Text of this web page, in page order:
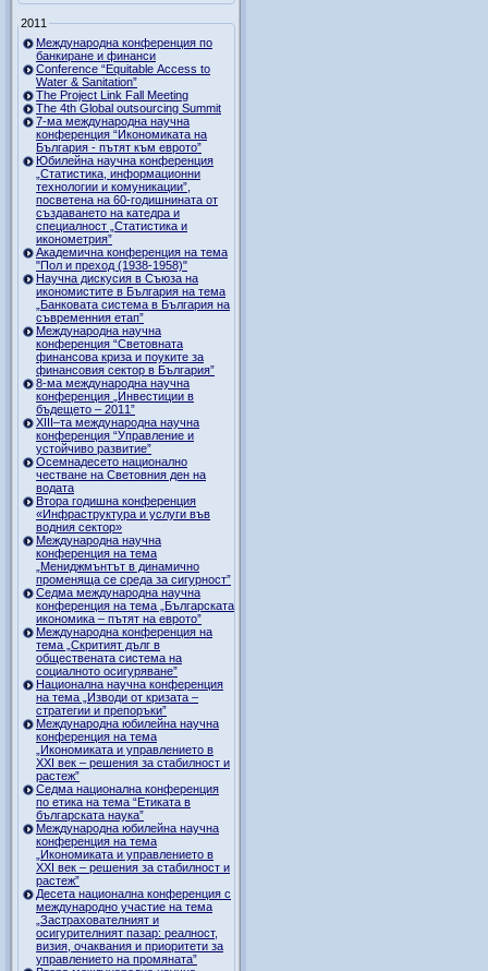
2011
Международна конференция по
банкиране и финанси
Conference “Equitable Access to
Water & Sanitation”
The Project Link Fall Meeting
The 4th Global outsourcing Summit
7-ма международна научна
конференция “Икономиката на
България - пътят към еврото”
Юбилейна научна конференция
„Статистика, информационни
технологии и комуникации”,
посветена на 60-годишнината от
създаването на катедра и
специалност „Статистика и
иконометрия”
Академична конференция на тема
"Пол и преход (1938-1958)"
Научна дискусия в Съюза на
икономистите в България на тема
„Банковата система в България на
съвременния етап”
Международна научна
конференция “Световната
финансова криза и поуките за
финансовия сектор в България”
8-ма международна научна
конференция „Инвестиции в
бъдещето – 2011”
ХІІІ–та международна научна
конференция “Управление и
устойчиво развитие”
Осемнадесето национално
честване на Световния ден на
водата
Втора годишна конференция
«Инфраструктура и услуги във
водния сектор»
Международна научна
конференция на тема
„Мениджмънтът в динамично
променяща се среда за сигурност”
Седма международна научна
конференция на тема „Българската
икономика – пътят на еврото”
Международна конференция на
тема „Скритият дълг в
обществената система на
социалното осигуряване”
Национална научна конференция
на тема „Изводи от кризата –
стратегии и препоръки”
Международна юбилейна научна
конференция на тема
„Икономиката и управлението в
ХХI век – решения за стабилност и
растеж”
Седма национална конференция
по етика на тема “Етиката в
българската наука”
Международна юбилейна научна
конференция на тема
„Икономиката и управлението в
ХХI век – решения за стабилност и
растеж”
Десета национална конференция с
международно участие на тема
„Застрахователният и
осигурителният пазар: реалност,
визия, очаквания и приоритети за
управлението на промяната”